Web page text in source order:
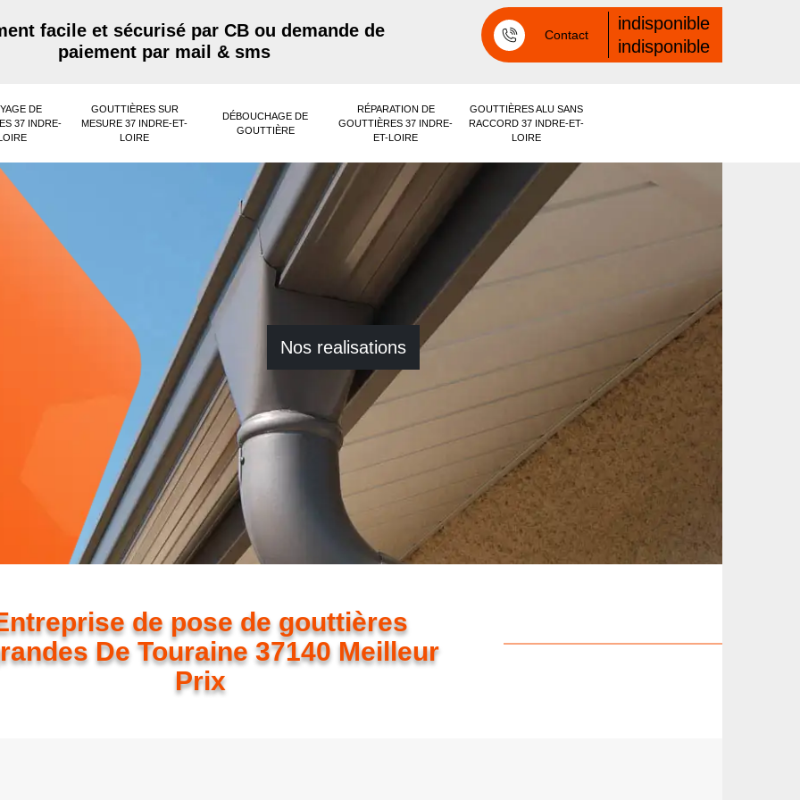
facile et sécurisé par CB ou demande de
paiement par mail & sms
Contact
indisponible
indisponible
DE
37 INDRE-
GOUTTIÈRES SUR
MESURE 37 INDRE-ET-
LOIRE
DÉBOUCHAGE DE
GOUTTIÈRE
RÉPARATION DE
GOUTTIÈRES 37 INDRE-
ET-LOIRE
GOUTTIÈRES ALU SANS
RACCORD 37 INDRE-ET-
LOIRE
Nos realisations
de pose de gouttières
De Touraine 37140 Meilleur
Prix